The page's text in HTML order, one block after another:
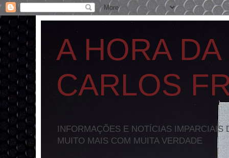
A HORA
CARLOS
INFORMAÇÕES E NOTÍCIAS
MUITO MAIS COM MUITA VERDADE